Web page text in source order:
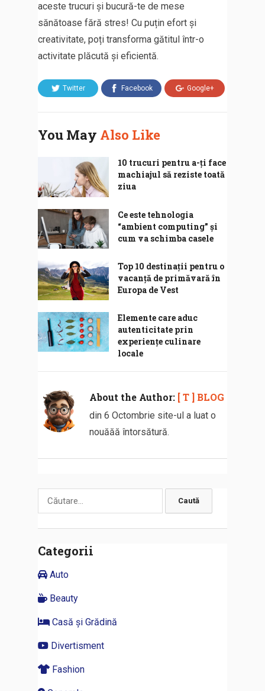
aceste trucuri și bucură-te de mese
sănătoase fără stres! Cu puțin efort și
creativitate, poți transforma gătitul într-o
activitate plăcută și eficientă.
Twitter Facebook Google+
You May Also Like
10 trucuri pentru a-ți face
machiajul să reziste toată
ziua
Ce este tehnologia
“ambient computing” și
cum va schimba casele
Top 10 destinații pentru o
vacanță de primăvară în
Europa de Vest
Elemente care aduc
autenticitate prin
experiențe culinare
locale
About the Author: [ T ] BLOG
din 6 Octombrie site-ul a luat o
nouăăă întorsătură.
Caută
după:
Categorii
Auto
Beauty
Casă și Grădină
Divertisment
Fashion